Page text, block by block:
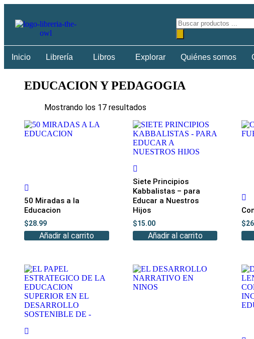
Inicio Librería Libros Explorar Quiénes somos
EDUCACION Y PEDAGOGIA
Mostrando los 17 resultados
50 Miradas a la
Educacion
$28.99
Añadir al carrito
Siete Principios
Kabbalistas – para
Educar a Nuestros
Hijos
$15.00
Añadir al carrito
$